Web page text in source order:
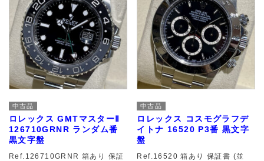
中古品
ロレックス GMTマスターⅡ
126710GRNR ランダム番
黒文字盤
Ref.126710GRNR 箱あり 保証
中古品
ロレックス コスモグラフデ
イトナ 16520 P3番 黒文字
盤
Ref.16520 箱あり 保証書 (並